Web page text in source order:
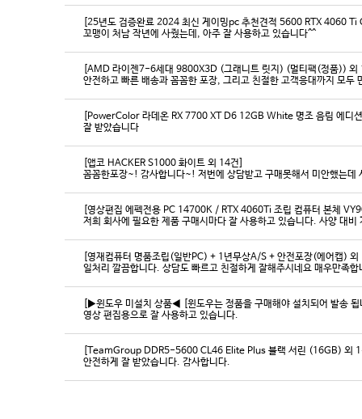
[25년도 검증완료 2024 최신 게이밍pc 추천견적 5600 RTX 4060
꼬맹이 처남 작년에 사줬는데, 아주 잘 사용하고 있습니다^^
[AMD 라이젠7-6세대 9800X3D (그래니트 릿지) (멀티팩(정품)) 외
[PowerColor 라데온 RX 7700 XT D6 12GB White 명조 음림 에디
잘 받았습니다
[앱코 HACKER S1000 화이트 외 14건]
꼼꼼한포장~! 감사합니다~! 저번에 상담받고 구매못해서 미안했는
[영상편집 에펙전용 PC 14700K / RTX 4060Ti 조립 컴퓨터 본체
[영재컴퓨터 명품조립(일반PC) + 1년무상A/S + 안전포장(에어캡)
일처리 깔끔합니다. 상담도 빠르고 친절하게 잘해주시네요 매우만족
[▶윈도우 미설치 상품◀ [윈도우는 정품을 구매해야 설치되어 발송
영상 편집용으로 잘 사용하고 있습니다.
[TeamGroup DDR5-5600 CL46 Elite Plus 블랙 서린 (16GB) 외
안전하게 잘 받았습니다. 감사합니다.